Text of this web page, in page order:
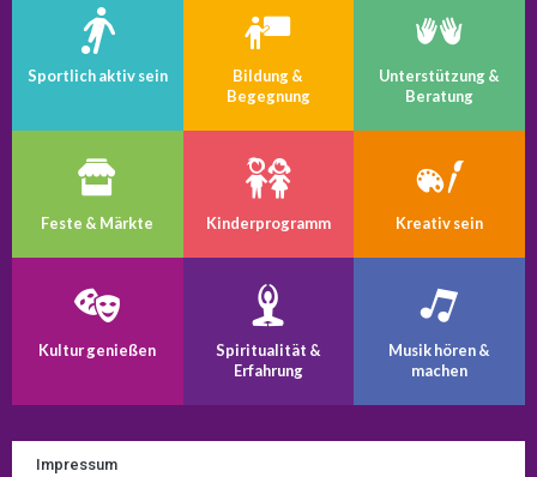
Sportlich aktiv sein
Bildung &
Begegnung
Unterstützung &
Beratung
Feste & Märkte Kinder­programm Kreativ sein
Kultur genießen
Spiritualität &
Erfahrung
Musik hören &
machen
Impressum